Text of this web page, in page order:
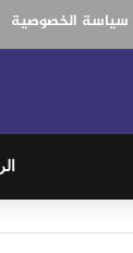
سياسة الخصوصية